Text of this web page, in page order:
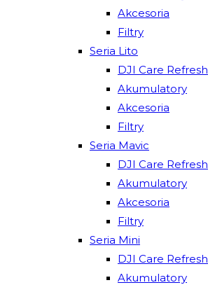
Akcesoria
Filtry
Seria Lito
DJI Care Refresh
Akumulatory
Akcesoria
Filtry
Seria Mavic
DJI Care Refresh
Akumulatory
Akcesoria
Filtry
Seria Mini
DJI Care Refresh
Akumulatory